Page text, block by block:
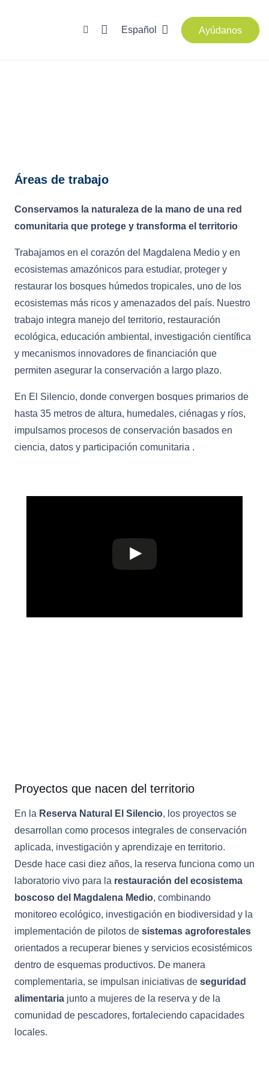
Español Ayúdanos
Áreas de trabajo
Conservamos la naturaleza de la mano de una red
comunitaria que protege y transforma el territorio
Trabajamos en el corazón del Magdalena Medio y en
ecosistemas amazónicos para estudiar, proteger y
restaurar los bosques húmedos tropicales, uno de los
ecosistemas más ricos y amenazados del país. Nuestro
trabajo integra manejo del territorio, restauración
ecológica, educación ambiental, investigación científica
y mecanismos innovadores de financiación que
permiten asegurar la conservación a largo plazo.
En El Silencio, donde convergen bosques primarios de
hasta 35 metros de altura, humedales, ciénagas y ríos,
impulsamos procesos de conservación basados en
ciencia, datos y participación comunitaria .
Proyectos que nacen del territorio
En la Reserva Natural El Silencio, los proyectos se
desarrollan como procesos integrales de conservación
aplicada, investigación y aprendizaje en territorio.
Desde hace casi diez años, la reserva funciona como un
laboratorio vivo para la restauración del ecosistema
boscoso del
Magdalena Medio, combinando
monitoreo ecológico, investigación en biodiversidad y la
implementación de pilotos de sistemas agroforestales
orientados a recuperar bienes y servicios ecosistémicos
dentro de esquemas productivos. De manera
complementaria, se impulsan iniciativas de seguridad
alimentaria junto a mujeres de la reserva y de la
comunidad de pescadores, fortaleciendo capacidades
locales.